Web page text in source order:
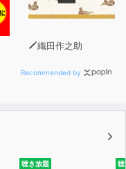
織田作之助
Recommended by
聴き放題 聴